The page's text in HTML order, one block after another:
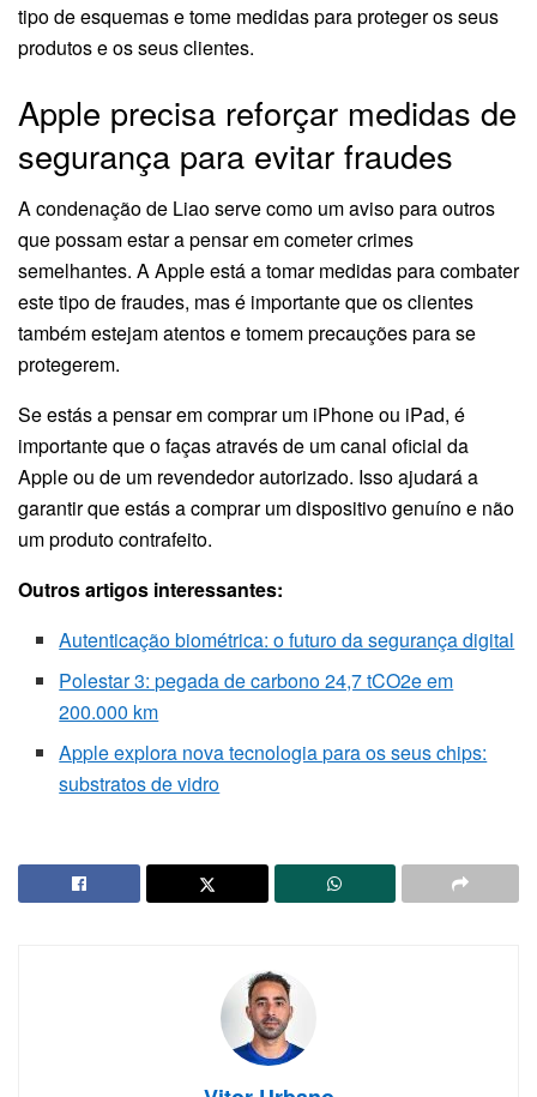
tipo de esquemas e tome medidas para proteger os seus
produtos e os seus clientes.
Apple precisa reforçar medidas de
segurança para evitar fraudes
A condenação de Liao serve como um aviso para outros
que possam estar a pensar em cometer crimes
semelhantes. A Apple está a tomar medidas para combater
este tipo de fraudes, mas é importante que os clientes
também estejam atentos e tomem precauções para se
protegerem.
Se estás a pensar em comprar um iPhone ou iPad, é
importante que o faças através de um canal oficial da
Apple ou de um revendedor autorizado. Isso ajudará a
garantir que estás a comprar um dispositivo genuíno e não
um produto contrafeito.
Outros artigos interessantes:
Autenticação biométrica: o futuro da segurança digital
Polestar 3: pegada de carbono 24,7 tCO2e em
200.000 km
Apple explora nova tecnologia para os seus chips:
substratos de vidro